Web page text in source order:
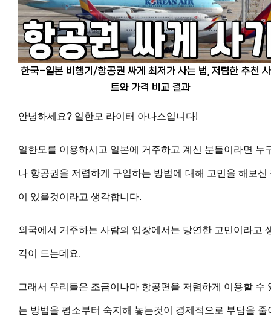
한국-일본 비행기/항공권 싸게 최저가 사는 법, 저렴한 추천
트와 가격 비교 결과
안녕하세요? 일한모 라이터 아나스입니다!
일한모를 이용하시고 일본에 거주하고 계신 분들이라면 누
나 항공권을 저렴하게 구입하는 방법에 대해 고민을 해보신
이 있을것이라고 생각합니다.
외국에서 거주하는 사람의 입장에서는 당연한 고민이라고
각이 드는데요.
그래서 우리들은 조금이나마 항공편을 저렴하게 이용할 수
는 방법을 평소부터 숙지해 놓는것이 경제적으로 부담을 줄